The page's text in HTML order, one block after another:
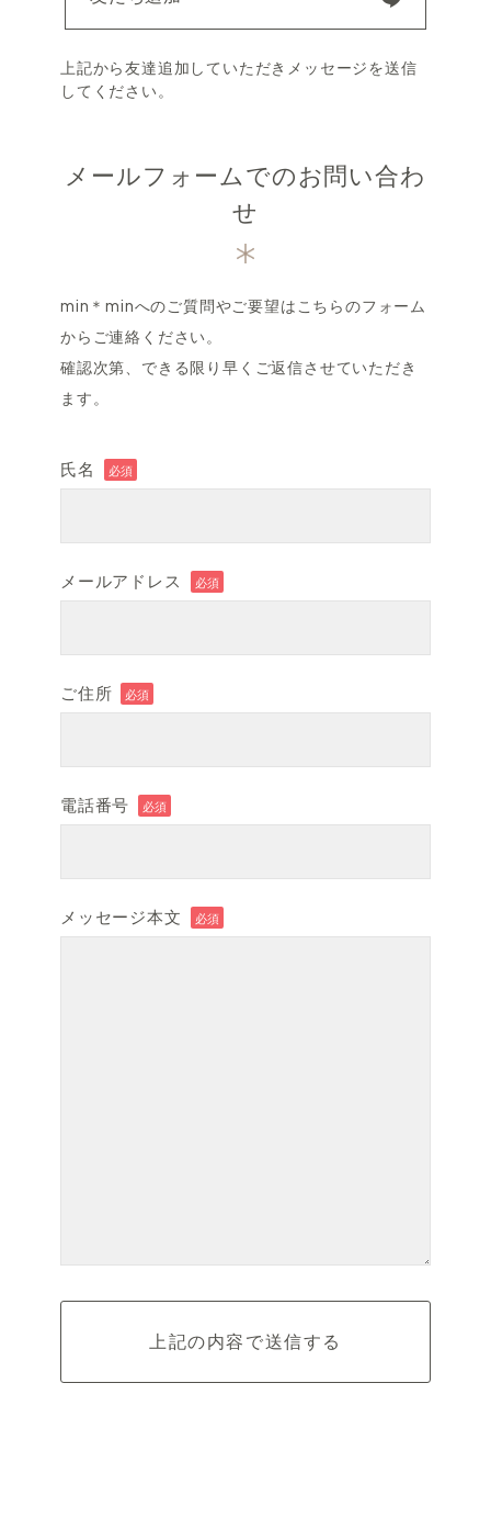
上記から友達追加していただきメッセージを送信
してください。
メールフォームでのお問い合わ
せ
min＊minへのご質問やご要望はこちらのフォーム
からご連絡ください。
確認次第、できる限り早くご返信させていただき
ます。
氏名 必須
メールアドレス 必須
ご住所 必須
電話番号 必須
メッセージ本文 必須